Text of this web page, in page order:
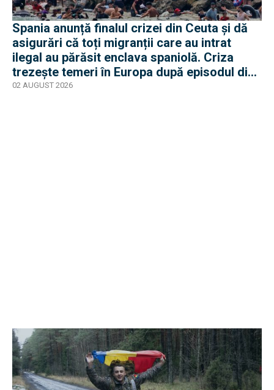
Spania anunță finalul crizei din Ceuta și dă
asigurări că toți migranții care au intrat
ilegal au părăsit enclava spaniolă. Criza
trezește temeri în Europa după episodul din
2015
02 AUGUST 2026